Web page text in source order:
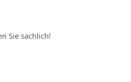
Sie sachlich!